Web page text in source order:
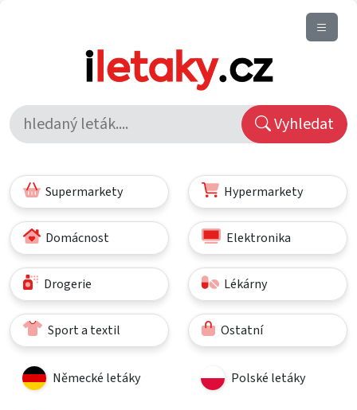
Vyhledat
Supermarkety Hypermarkety
Domácnost Elektronika
Drogerie Lékárny
Sport a textil Ostatní
Německé letáky Polské letáky